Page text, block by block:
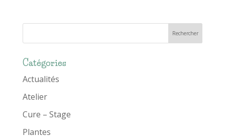
Catégories
Actualités
Atelier
Cure – Stage
Plantes